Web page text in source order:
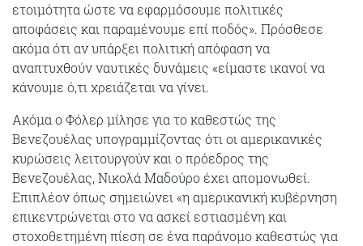
ετοιμότητα ώστε να εφαρμόσουμε πολιτικές
αποφάσεις και παραμένουμε επί ποδός». Πρόσθεσε
ακόμα ότι αν υπάρξει πολιτική απόφαση να
αναπτυχθούν ναυτικές δυνάμεις «είμαστε ικανοί να
κάνουμε ό,τι χρειάζεται να γίνει.
Ακόμα ο Φόλερ μίλησε για το καθεστώς της
Βενεζουέλας υπογραμμίζοντας ότι οι αμερικανικές
κυρώσεις λειτουργούν και ο πρόεδρος της
Βενεζουέλας, Νικολά Μαδούρο έχει απομονωθεί.
Επιπλέον όπως σημειώνει «η αμερικανική κυβέρνηση
επικεντρώνεται στο να ασκεί εστιασμένη και
στοχοθετημένη πίεση σε ένα παράνομο καθεστώς για